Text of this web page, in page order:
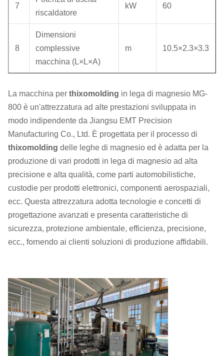
7
riscaldatore
kW 60
8
Dimensioni
complessive
macchina (L×L×A)
m 10.5×2.3×3.3
La macchina per thixomolding in lega di magnesio MG-
800 è un'attrezzatura ad alte prestazioni sviluppata in
modo indipendente da Jiangsu EMT Precision
Manufacturing Co., Ltd. È progettata per il processo di
thixomolding delle leghe di magnesio ed è adatta per la
produzione di vari prodotti in lega di magnesio ad alta
precisione e alta qualità, come parti automobilistiche,
custodie per prodotti elettronici, componenti aerospaziali,
ecc. Questa attrezzatura adotta tecnologie e concetti di
progettazione avanzati e presenta caratteristiche di
sicurezza, protezione ambientale, efficienza, precisione,
ecc., fornendo ai clienti soluzioni di produzione affidabili.